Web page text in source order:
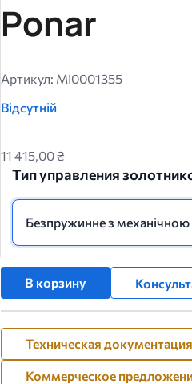
Ponar
Артикул: MI0001355
Відсутній
11 415,00 ₴
Тип управления
Безпружинне з механічною
В корзину
Техническая документация
Коммерческое